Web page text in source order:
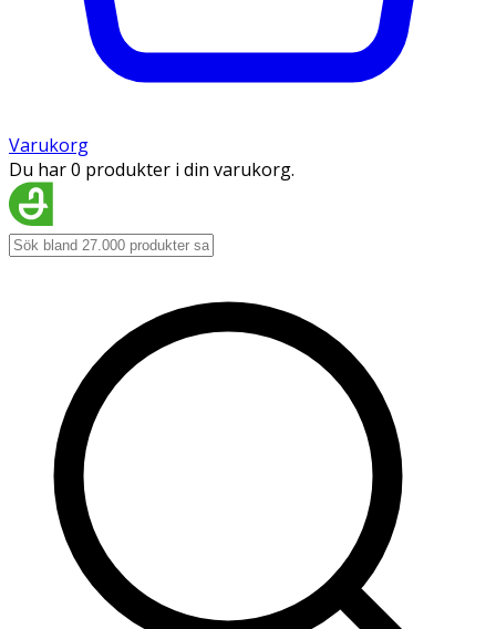
Varukorg
Du har 0 produkter i din varukorg.